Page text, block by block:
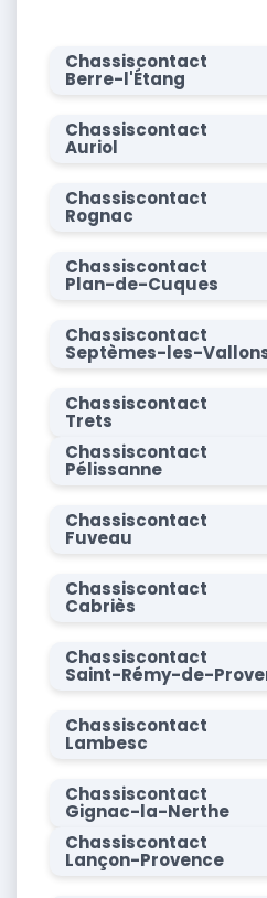
Chassiscontact
Berre-l'Étang
Chassiscontact
Auriol
Chassiscontact
Rognac
Chassiscontact
Plan-de-Cuques
Chassiscontact
Septèmes-les-
Chassiscontact
Trets
Chassiscontact
Pélissanne
Chassiscontact
Fuveau
Chassiscontact
Cabriès
Chassiscontact
Saint-Rémy-de-
Chassiscontact
Lambesc
Chassiscontact
Gignac-la-Nerthe
Chassiscontact
Lançon-Provence